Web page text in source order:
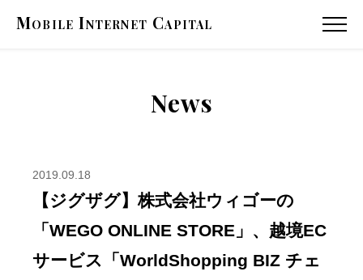
Mobile Internet Capital MENU
News
2019.09.18
【ジグザグ】株式会社ウィゴーの
「WEGO ONLINE STORE」、越境EC
サービス「WorldShopping BIZ チェ